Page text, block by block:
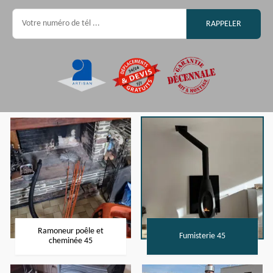
Ramoneur poêle et
cheminée 45
Fumisterie 45